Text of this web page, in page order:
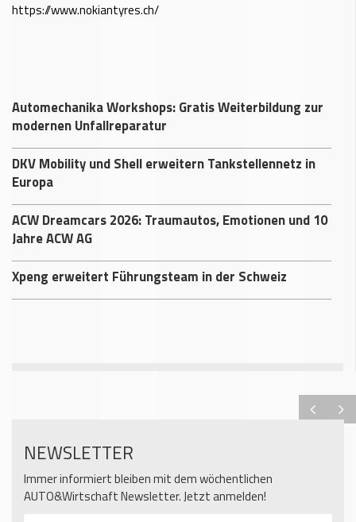
https://www.nokiantyres.ch/
Automechanika Workshops: Gratis Weiterbildung zur
modernen Unfallreparatur
DKV Mobility und Shell erweitern Tankstellennetz in
Europa
ACW Dreamcars 2026: Traumautos, Emotionen und 10
Jahre ACW AG
Xpeng erweitert Führungsteam in der Schweiz
NEWSLETTER
Immer informiert bleiben mit dem wöchentlichen
AUTO&Wirtschaft Newsletter. Jetzt anmelden!